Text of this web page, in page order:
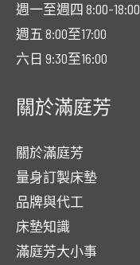
週一至週四 8:00-18:00
週五 8:00至17:00
六日 9:30至16:00
關於滿庭芳
關於滿庭芳
量身訂製床墊
品牌與代工
床墊知識
滿庭芳大小事